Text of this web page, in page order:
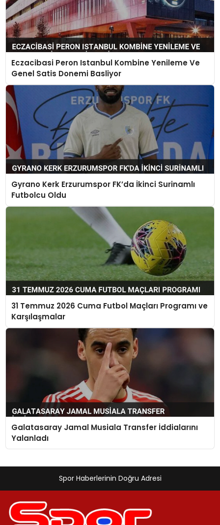
Eczacibasi Peron Istanbul Kombine Yenileme Ve
Genel Satis Donemi Basliyor
Gyrano Kerk Erzurumspor FK’da İkinci Surinamlı
Futbolcu Oldu
31 Temmuz 2026 Cuma Futbol Maçları Programı ve
Karşılaşmalar
Galatasaray Jamal Musiala Transfer İddialarını
Yalanladı
Spor Haberlerinin Doğru Adresi